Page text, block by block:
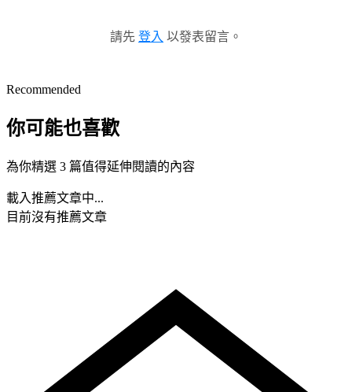
請先 登入 以發表留言。
Recommended
你可能也喜歡
為你精選 3 篇值得延伸閱讀的內容
載入推薦文章中...
目前沒有推薦文章